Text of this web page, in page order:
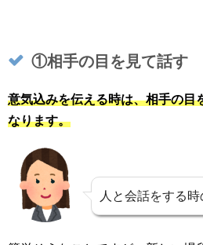
①相手の目を見て話す
意気込みを伝える時は、相手の目
なります。
人と会話をする